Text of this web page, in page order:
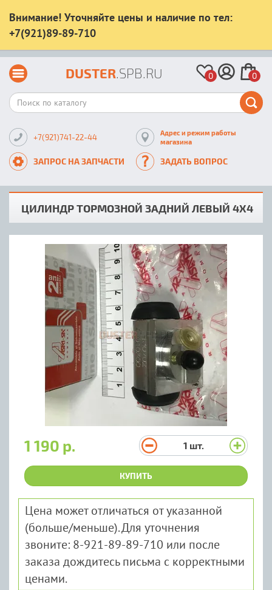
Внимание! Уточняйте цены и наличие по тел:
+7(921)89-89-710
DUSTER.SPB.RU 0 0
+7(921)741-22-44
Адрес и режим работы
магазина
ЗАПРОС НА ЗАПЧАСТИ ЗАДАТЬ ВОПРОС
ЦИЛИНДР ТОРМОЗНОЙ ЗАДНИЙ ЛЕВЫЙ 4X4
1 190 р. 1 шт.
КУПИТЬ
Цена может отличаться от указанной
(больше/меньше). Для уточнения
звоните: 8-921-89-89-710 или после
заказа дождитесь письма с корректными
ценами.